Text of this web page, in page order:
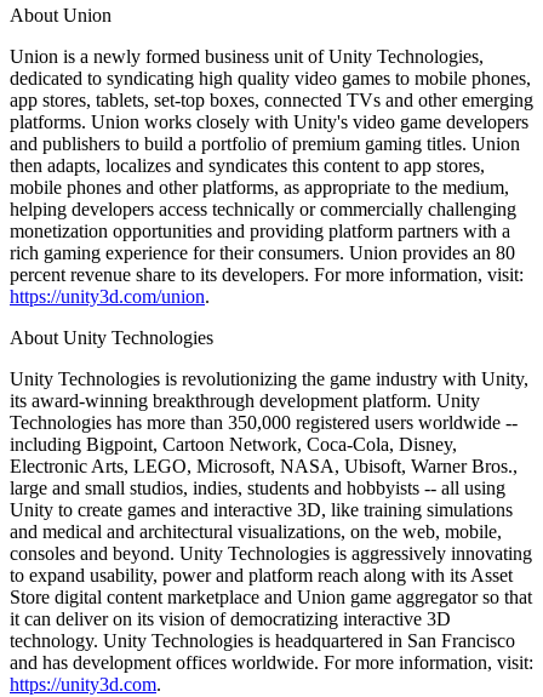
About Union
Union is a newly formed business unit of Unity Technologies,
dedicated to syndicating high quality video games to mobile phones,
app stores, tablets, set-top boxes, connected TVs and other emerging
platforms. Union works closely with Unity's video game developers
and publishers to build a portfolio of premium gaming titles. Union
then adapts, localizes and syndicates this content to app stores,
mobile phones and other platforms, as appropriate to the medium,
helping developers access technically or commercially challenging
monetization opportunities and providing platform partners with a
rich gaming experience for their consumers. Union provides an 80
percent revenue share to its developers. For more information, visit:
https://unity3d.com/union.
About Unity Technologies
Unity Technologies is revolutionizing the game industry with Unity,
its award-winning breakthrough development platform. Unity
Technologies has more than 350,000 registered users worldwide --
including Bigpoint, Cartoon Network, Coca-Cola, Disney,
Electronic Arts, LEGO, Microsoft, NASA, Ubisoft, Warner Bros.,
large and small studios, indies, students and hobbyists -- all using
Unity to create games and interactive 3D, like training simulations
and medical and architectural visualizations, on the web, mobile,
consoles and beyond. Unity Technologies is aggressively innovating
to expand usability, power and platform reach along with its Asset
Store digital content marketplace and Union game aggregator so that
it can deliver on its vision of democratizing interactive 3D
technology. Unity Technologies is headquartered in San Francisco
and has development offices worldwide. For more information, visit:
https://unity3d.com.